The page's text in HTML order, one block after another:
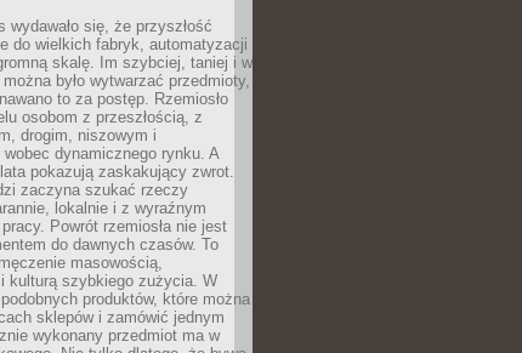
wydawało się, że przyszłość
do wielkich fabryk, automatyzacji
skalę. Im szybciej, taniej i w
było wytwarzać przedmioty,
to za postęp. Rzemiosło
osobom z przeszłością, z
drogim, niszowym i
dynamicznego rynku. A
pokazują zaskakujący zwrot.
zaczyna szukać rzeczy
lokalnie i z wyraźnym
Powrót rzemiosła nie jest
do dawnych czasów. To
masowością,
kulturą szybkiego zużycia. W
produktów, które można
sklepów i zamówić jednym
wykonany przedmiot ma w